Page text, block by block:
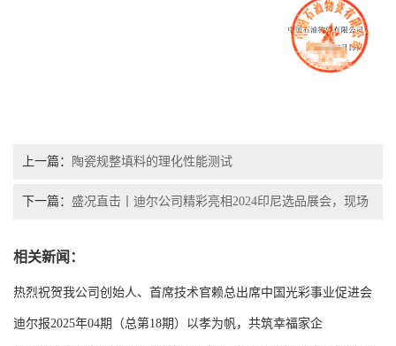
上一篇： 陶瓷规整填料的理化性能测试
下一篇： 盛况直击丨迪尔公司精彩亮相2024印尼选品展会，现场
相关新闻：
热烈祝贺我公司创始人、首席技术官赖总出席中国光彩事业促进会
第七次会员代表大会
迪尔报2025年04期（总第18期）以孝为帆，共筑幸福家企